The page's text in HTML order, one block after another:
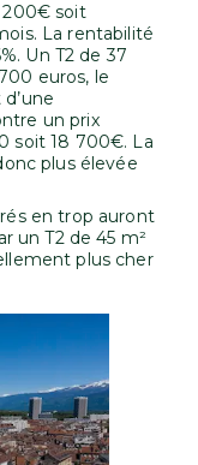
200€ soit
La rentabilité
Un T2 de 37
euros, le
un prix
soit 18 700€. La
plus élevée
en trop auront
un T2 de 45 m²
plus cher